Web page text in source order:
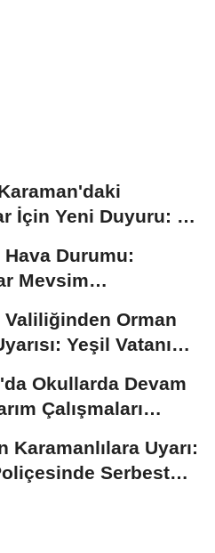
İçin Yeni Duyuru: 11
Hava Durumu:
Mevsim
Valiliğinden Orman
Yeşil Vatanı
Okullarda Devam
Çalışmaları
Karamanlılara Uyarı:
Serbest